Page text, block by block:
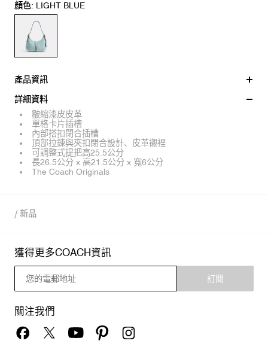
顏色: LIGHT BLUE
產品資訊
詳細資料
皺縮漆皮皮革
單格卡片插槽
內部搭扣閉合插槽
頂部拉鍊與夾扣閉合設計、皮革襯裡
可調整式提把高25.5公分
長26.5公分 x 高21.5公分 x 寬6公分
The Coach Originals
/ 新品
獲得更多COACH資訊
訂閱
關注我們